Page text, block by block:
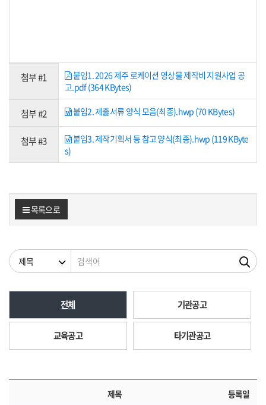
첨부 #1
붙임1. 2026 제주 로케이션 영상물 제작비 지원사업 공
고.pdf (364 KBytes)
첨부 #2 붙임2. 제출서류 양식 모음(최종).hwp (70 KBytes)
첨부 #3
붙임3. 제작기획서 등 참고 양식(최종).hwp (119 KByte
s)
목록으로
검색조건 검색어
전체 기관공고
교육공고 타기관공고
제목 등록일